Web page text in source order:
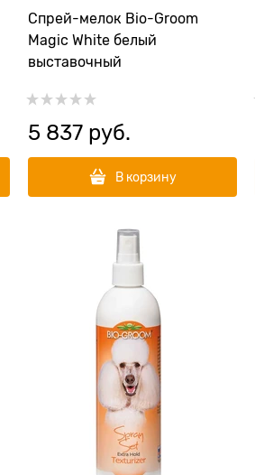
Спрей-мелок Bio-Groom
Magic White белый
выставочный
5 837 руб.
В корзину